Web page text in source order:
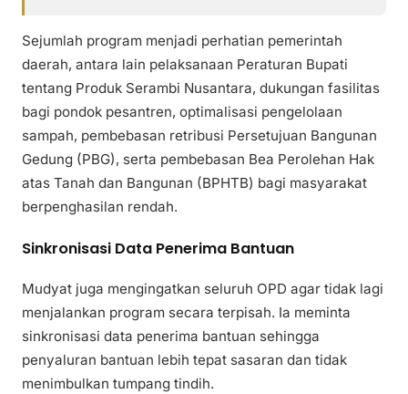
Sejumlah program menjadi perhatian pemerintah
daerah, antara lain pelaksanaan Peraturan Bupati
tentang Produk Serambi Nusantara, dukungan fasilitas
bagi pondok pesantren, optimalisasi pengelolaan
sampah, pembebasan retribusi Persetujuan Bangunan
Gedung (PBG), serta pembebasan Bea Perolehan Hak
atas Tanah dan Bangunan (BPHTB) bagi masyarakat
berpenghasilan rendah.
Sinkronisasi Data Penerima Bantuan
Mudyat juga mengingatkan seluruh OPD agar tidak lagi
menjalankan program secara terpisah. Ia meminta
sinkronisasi data penerima bantuan sehingga
penyaluran bantuan lebih tepat sasaran dan tidak
menimbulkan tumpang tindih.